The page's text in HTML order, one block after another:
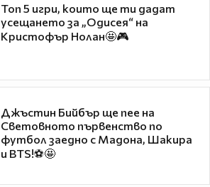
Топ 5 игри, които ще ти дадат
усещането за „Одисея“ на
Кристофър Нолан🤩🎮
Джъстин Бийбър ще пее на
Световното първенство по
футбол заедно с Мадона, Шакира
и BTS!⚽🤩